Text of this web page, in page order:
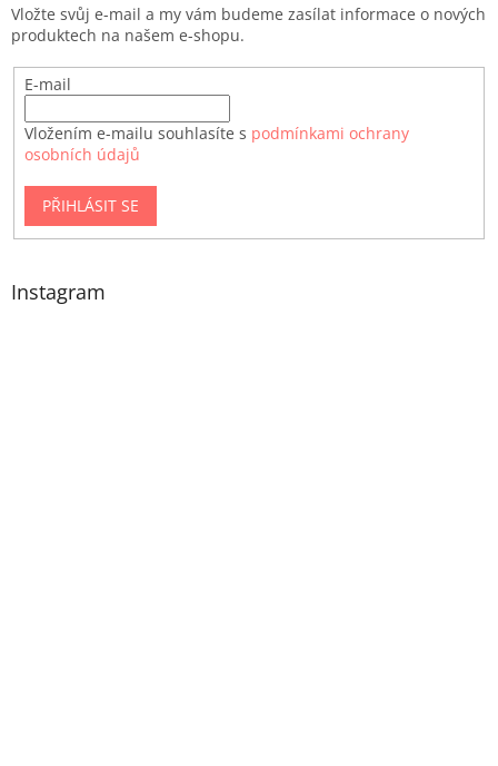
Vložte svůj e-mail a my vám budeme zasílat informace o nových
produktech na našem e-shopu.
E-mail
Vložením e-mailu souhlasíte s podmínkami ochrany
osobních údajů
PŘIHLÁSIT SE
Instagram